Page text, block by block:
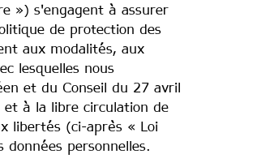
») s'engagent à assurer
de protection des
aux modalités, aux
lesquelles nous
et du Conseil du 27 avril
et à la libre circulation de
libertés (ci-après « Loi
personnelles.